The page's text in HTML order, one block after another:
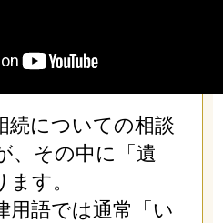
続についての相談
、その中に「遺
す。
用語では通常「い